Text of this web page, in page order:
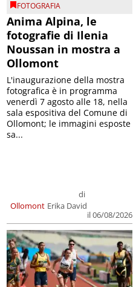
FOTOGRAFIA
Anima Alpina, le
fotografie di Ilenia
Noussan in mostra a
Ollomont
Ollomont
di
Erika David
il 06/08/2026
L'inaugurazione della mostra
fotografica è in programma
venerdì 7 agosto alle 18, nella
sala espositiva del Comune di
Ollomont; le immagini esposte
sa...